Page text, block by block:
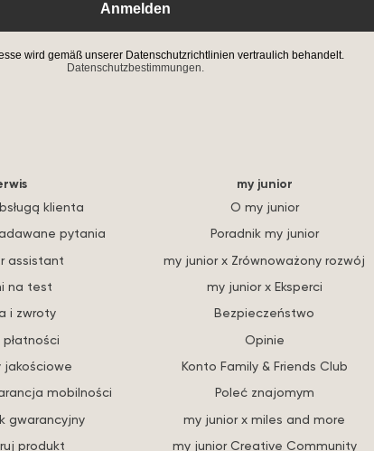
Anmelden
wird gemäß unserer Datenschutzrichtlinien vertraulich behandelt.
Datenschutzbestimmungen.
klienta
pytania
assistant
na test
i zwroty
jakościowe
mobilności
gwarancyjny
produkt
my junior
O my junior
Poradnik my junior
my junior x Zrównoważony rozwój
my junior x Eksperci
Bezpieczeństwo
Opinie
Konto Family & Friends Club
Poleć znajomym
my junior x miles and more
my junior Creative Community